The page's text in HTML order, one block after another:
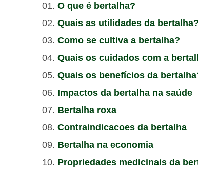
O que é bertalha?
Quais as utilidades da bertalha?
Como se cultiva a bertalha?
Quais os cuidados com a
Quais os benefícios da
Impactos da bertalha na saúde
Bertalha roxa
Contraindicacoes da bertalha
Bertalha na economia
Propriedades medicinais da